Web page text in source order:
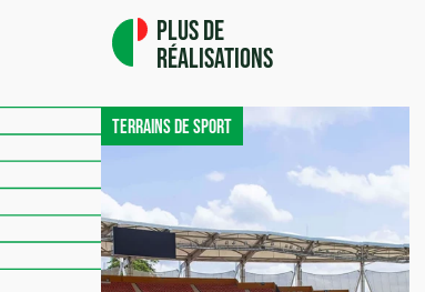
Plus de
réalisations
Terrains de sport